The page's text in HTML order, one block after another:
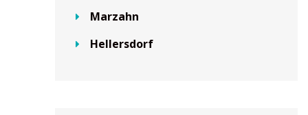
Marzahn
Hellersdorf